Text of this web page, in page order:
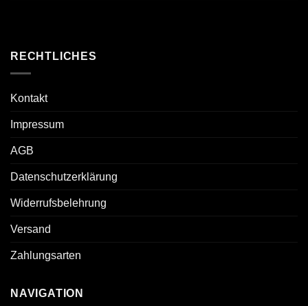
RECHTLICHES
Kontakt
Impressum
AGB
Datenschutzerklärung
Widerrufsbelehrung
Versand
Zahlungsarten
NAVIGATION